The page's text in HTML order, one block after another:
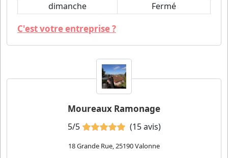
dimanche
Fermé
C'est votre entreprise ?
Moureaux Ramonage
5/5 (15 avis)
18 Grande Rue, 25190 Valonne